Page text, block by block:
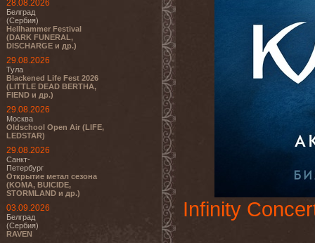
28.08.2026
Белград
(Сербия)
Hellhammer Festival
(DARK FUNERAL,
DISCHARGE и др.)
29.08.2026
Тула
Blackened Life Fest 2026
(LITTLE DEAD BERTHA,
FIEND и др.)
29.08.2026
Москва
Oldschool Open Air (LIFE,
LEDSTAR)
29.08.2026
Санкт-
Петербург
Открытие метал сезона
(KOMA, BUICIDE,
STORMLAND и др.)
03.09.2026
Белград
(Сербия)
RAVEN
Infinity